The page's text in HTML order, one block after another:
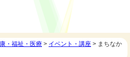
・福祉・医療 > イベント・講座 > まちなか